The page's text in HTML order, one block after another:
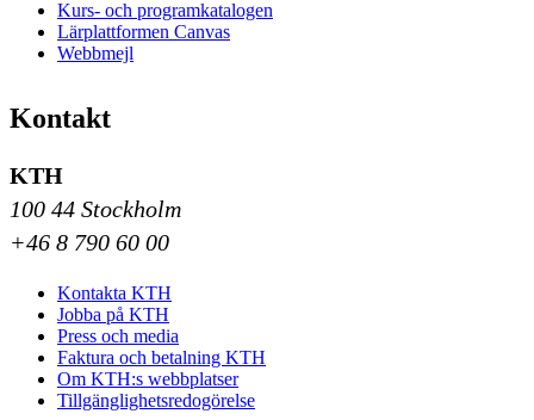
Kurs- och programkatalogen
Lärplattformen Canvas
Webbmejl
Kontakt
KTH
100 44 Stockholm
+46 8 790 60 00
Kontakta KTH
Jobba på KTH
Press och media
Faktura och betalning KTH
Om KTH:s webbplatser
Tillgänglighetsredogörelse